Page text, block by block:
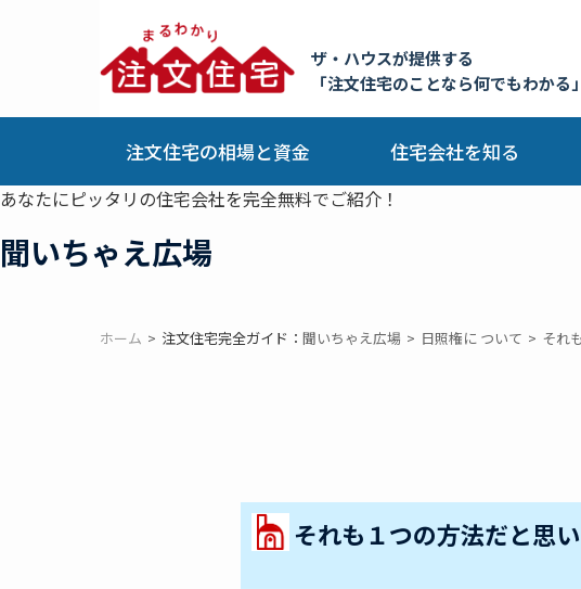
ザ・ハウスが提供する
「注文住宅のことなら何でもわかる
注文住宅の相場と資金 住宅会社を知る
あなたにピッタリの住宅会社を完全無料でご紹介！
聞いちゃえ広場
ホーム 注文住宅完全ガイド： 聞いちゃえ広場 日照権に ついて それ
それも１つの方法だと思い